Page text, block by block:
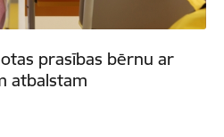
prasības bērnu ar
atbalstam